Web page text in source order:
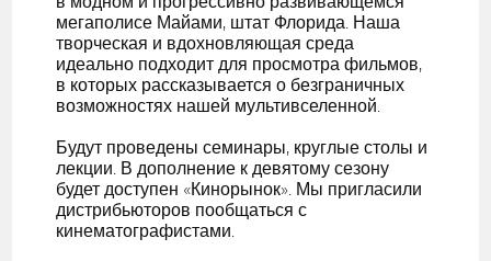
мегаполисе Майами, штат Флорида. Наша
творческая и вдохновляющая среда
идеально подходит для просмотра фильмов,
в которых рассказывается о безграничных
возможностях нашей мультивселенной.
Будут проведены семинары, круглые столы и
лекции. В дополнение к девятому сезону
будет доступен «Кинорынок». Мы пригласили
дистрибьюторов пообщаться с
кинематографистами.